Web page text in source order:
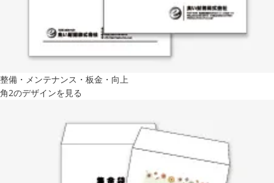
整備・メンテナンス・板金・向上
角2のデザインを見る